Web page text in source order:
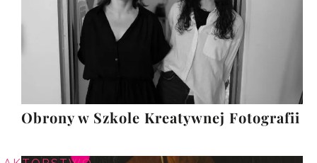
Obrony w Szkole Kreatywnej Fotografii